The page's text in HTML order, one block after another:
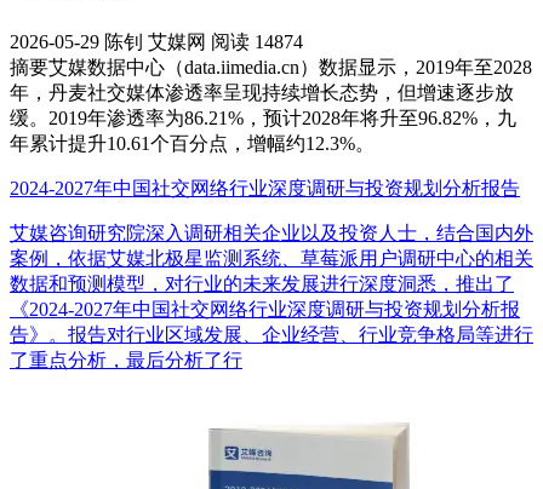
2026-05-29 陈钊 艾媒网 阅读 14874
摘要艾媒数据中心（data.iimedia.cn）数据显示，2019年至2028
年，丹麦社交媒体渗透率呈现持续增长态势，但增速逐步放
缓。2019年渗透率为86.21%，预计2028年将升至96.82%，九
年累计提升10.61个百分点，增幅约12.3%。
2024-2027年中国社交网络行业深度调研与投资规划分析报告
艾媒咨询研究院深入调研相关企业以及投资人士，结合国内外
案例，依据艾媒北极星监测系统、草莓派用户调研中心的相关
数据和预测模型，对行业的未来发展进行深度洞悉，推出了
《2024-2027年中国社交网络行业深度调研与投资规划分析报
告》。报告对行业区域发展、企业经营、行业竞争格局等进行
了重点分析，最后分析了行